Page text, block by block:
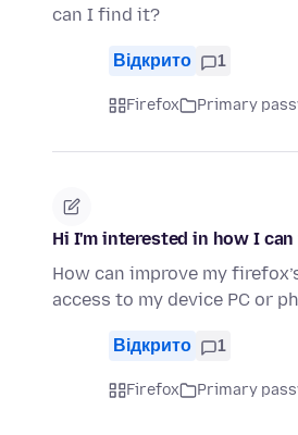
can I find it?
Відкрито 1
Firefox Primary
Hi I'm interested in how I
How can improve my
access to my device PC or
Відкрито 1
Firefox Primary